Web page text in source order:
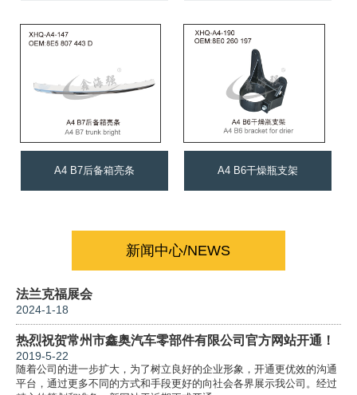
A4 B7后备箱亮条 A4 B6干燥瓶支架
新闻中心/NEWS
法兰克福展会
2024-1-18
热烈祝贺常州市鑫奥汽车零部件有限公司官方网站开通！
2019-5-22
随着公司的进一步扩大，为了树立良好的企业形象，开通更优效的沟通
平台，通过更多不同的方式和手段更好的向社会各界展示我公司。经过